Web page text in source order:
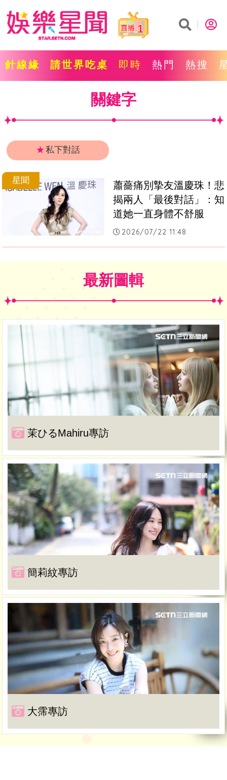
1
針線緣 請世界吃桌 即時 熱門 熱搜
關鍵字
★私下對話
星聞
蕭薔痛別摯友溫慶珠！悲
揭兩人「最後對話」：知
道她一直身體不舒服
2026/07/22 11:48
最新圖輯
茉ひるMahiru專訪
簡莉紋專訪
大霈專訪